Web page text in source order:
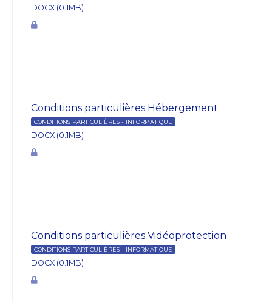
DOCX (0.1MB)
Conditions particulières Hébergement
CONDITIONS PARTICULIÈRES - INFORMATIQUE
DOCX (0.1MB)
Conditions particulières Vidéoprotection
CONDITIONS PARTICULIÈRES - INFORMATIQUE
DOCX (0.1MB)